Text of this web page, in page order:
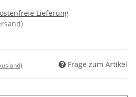
Lieferung
Frage zum Artikel